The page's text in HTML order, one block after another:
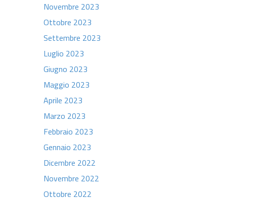
Novembre 2023
Ottobre 2023
Settembre 2023
Luglio 2023
Giugno 2023
Maggio 2023
Aprile 2023
Marzo 2023
Febbraio 2023
Gennaio 2023
Dicembre 2022
Novembre 2022
Ottobre 2022